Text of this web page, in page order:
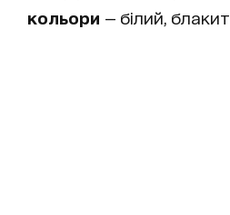
кольори — білий,